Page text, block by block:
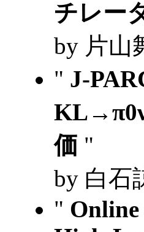
チレー
by 片山
" J-
価 "
by 白石
" Online